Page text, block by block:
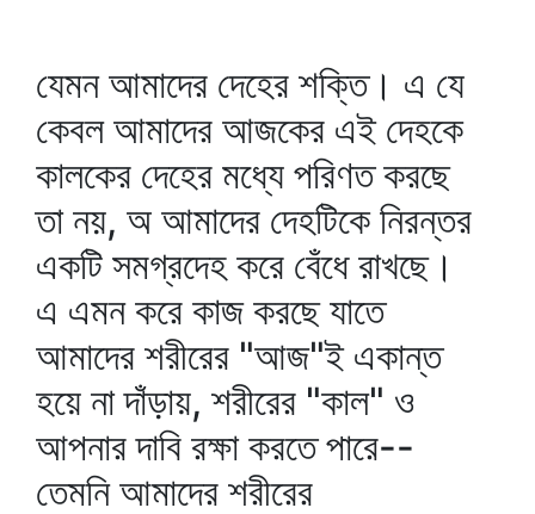
যেমন আমাদের দেহের শক্তি। এ যে
কেবল আমাদের আজকের এই দেহকে
কালকের দেহের মধ্যে পরিণত করছে
তা নয়, অ আমাদের দেহটিকে নিরন্তর
একটি সমগ্রদেহ করে বেঁধে রাখছে।
এ এমন করে কাজ করছে যাতে
আমাদের শরীরের "আজ"ই একান্ত
হয়ে না দাঁড়ায়, শরীরের "কাল" ও
আপনার দাবি রক্ষা করতে পারে--
তেমনি আমাদের শরীরের